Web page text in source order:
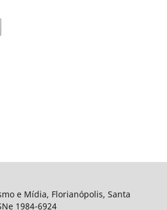
e Mídia, Florianópolis, Santa
1984-6924